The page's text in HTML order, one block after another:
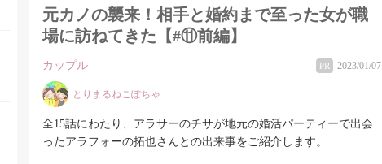
元カノの襲来！相手と婚約まで至った女が職
場に訪ねてきた【#⑪前編】
カップル PR 2023/01/07
とりまるねこぽちゃ
全15話にわたり、アラサーのチサが地元の婚活パーティーで出会
ったアラフォーの拓也さんとの出来事をご紹介します。